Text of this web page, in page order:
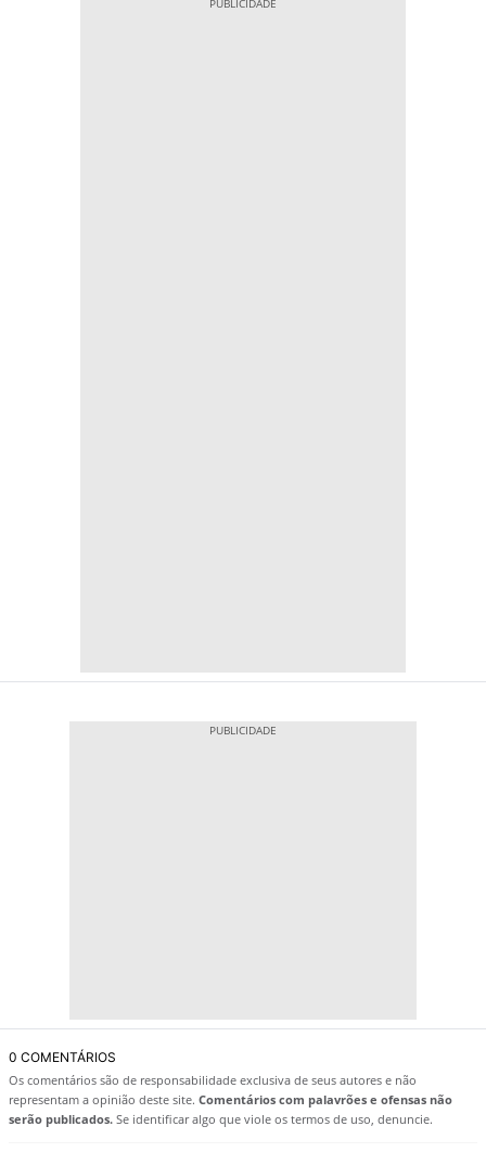
0 COMENTÁRIOS
Os comentários são de responsabilidade exclusiva de seus autores e não
representam a opinião deste site. Comentários com palavrões e ofensas não
serão publicados. Se identificar algo que viole os termos de uso, denuncie.